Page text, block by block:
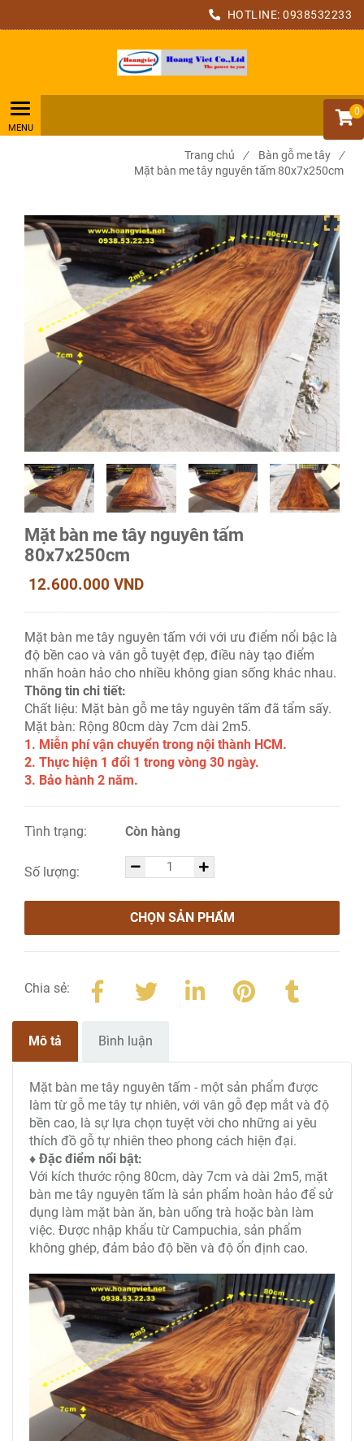
HOTLINE: 0938532233
0
Trang chủ / Bàn gỗ me tây
/
Mặt bàn me tây nguyên tấm 80x7x250cm
Mặt bàn me tây nguyên tấm
80x7x250cm
12.600.000 VND
Mặt bàn me tây nguyên tấm với với ưu điểm nổi bậc là
độ bền cao và vân gỗ tuyệt đẹp, điều này tạo điểm
nhấn hoàn hảo cho nhiều không gian sống khác nhau.
Thông tin chi tiết:
Chất liệu: Mặt bàn gỗ me tây nguyên tấm đã tẩm sấy.
Mặt bàn: Rộng 80cm dày 7cm dài 2m5.
1. Miễn phí vận chuyển trong nội thành HCM.
2. Thực hiện 1 đổi 1 trong vòng 30 ngày.
3. Bảo hành 2 năm.
Tình trạng: Còn hàng
Số lượng:
CHỌN SẢN PHẨM
Chia sẻ:
Mô tả Bình luận
Mặt bàn me tây nguyên tấm - một sản phẩm được
làm từ gỗ me tây tự nhiên, với vân gỗ đẹp mắt và độ
bền cao, là sự lựa chọn tuyệt vời cho những ai yêu
thích đồ gỗ tự nhiên theo phong cách hiện đại.
♦ Đặc điểm nổi bật:
Với kích thước rộng 80cm, dày 7cm và dài 2m5, mặt
bàn me tây nguyên tấm là sản phẩm hoàn hảo để sử
dụng làm mặt bàn ăn, bàn uống trà hoặc bàn làm
việc. Được nhập khẩu từ Campuchia, sản phẩm
không ghép, đảm bảo độ bền và độ ổn định cao.